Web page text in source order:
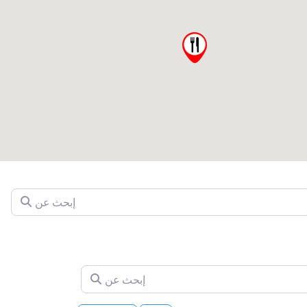
إبحث عن
إبحث عن